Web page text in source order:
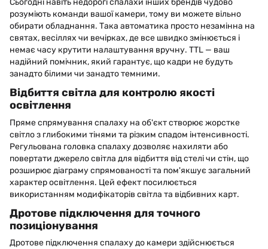
Сьогодні навіть недорогі спалахи інших брендів чудово
розуміють команди вашої камери, тому ви можете вільно
обирати обладнання. Така автоматика просто незамінна на
святах, весіллях чи вечірках, де все швидко змінюється і
немає часу крутити налаштування вручну. TTL — ваш
надійний помічник, який гарантує, що кадри не будуть
занадто білими чи занадто темними.
Відбиття світла для контролю якості
освітлення
Пряме спрямування спалаху на об'єкт створює жорстке
світло з глибокими тінями та різким спадом інтенсивності.
Регульована головка спалаху дозволяє нахиляти або
повертати джерело світла для відбиття від стелі чи стін, що
розширює діаграму спрямованості та пом'якшує загальний
характер освітлення. Цей ефект посилюється
використанням модифікаторів світла та відбивних карт.
Дротове підключення для точного
позиціонування
Дротове підключення спалаху до камери здійснюється